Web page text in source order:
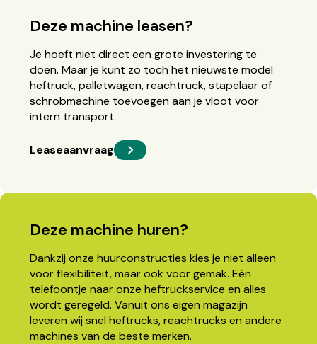
Deze machine leasen?
Je hoeft niet direct een grote investering te
doen. Maar je kunt zo toch het nieuwste model
heftruck, palletwagen, reachtruck, stapelaar of
schrobmachine toevoegen aan je vloot voor
intern transport.
Leaseaanvraag
Deze machine huren?
Dankzij onze huurconstructies kies je niet alleen
voor flexibiliteit, maar ook voor gemak. Eén
telefoontje naar onze heftruckservice en alles
wordt geregeld. Vanuit ons eigen magazijn
leveren wij snel heftrucks, reachtrucks en andere
machines van de beste merken.